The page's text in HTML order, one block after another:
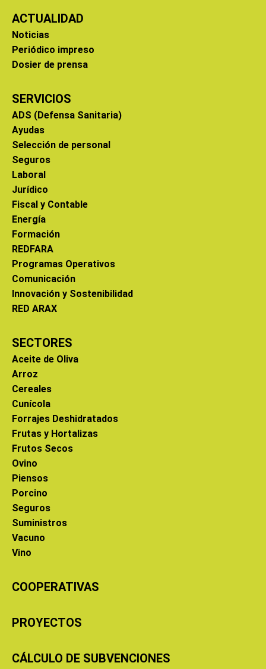
ACTUALIDAD
Noticias
Periódico impreso
Dosier de prensa
SERVICIOS
ADS (Defensa Sanitaria)
Ayudas
Selección de personal
Seguros
Laboral
Jurídico
Fiscal y Contable
Energía
Formación
REDFARA
Programas Operativos
Comunicación
Innovación y Sostenibilidad
RED ARAX
SECTORES
Aceite de Oliva
Arroz
Cereales
Cunícola
Forrajes Deshidratados
Frutas y Hortalizas
Frutos Secos
Ovino
Piensos
Porcino
Seguros
Suministros
Vacuno
Vino
COOPERATIVAS
PROYECTOS
CÁLCULO DE SUBVENCIONES